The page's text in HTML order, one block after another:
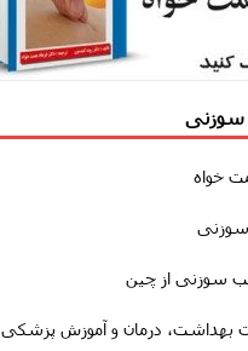
سوزنی
خواه
سوزنی از چین
بهداشت، درمان و آموزش پزشکی